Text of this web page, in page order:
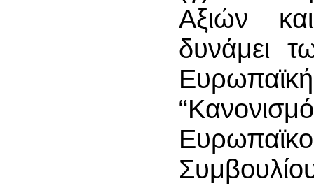
Αξιών
δυνάμει